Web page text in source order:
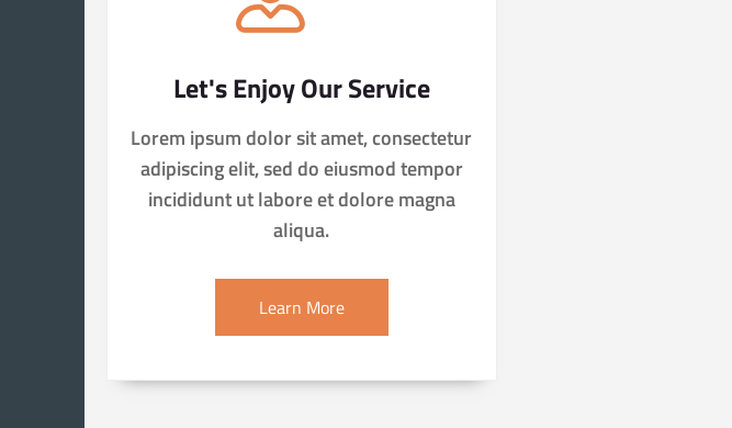
Let's Enjoy Our Service
Lorem ipsum dolor sit amet, consectetur
adipiscing elit, sed do eiusmod tempor
incididunt ut labore et dolore magna
aliqua.
Learn More